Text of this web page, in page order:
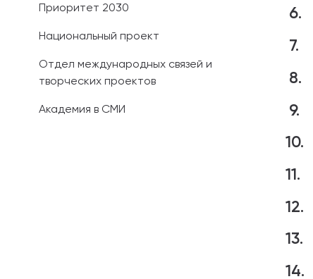
Приоритет 2030
Национальный проект
Отдел международных связей и
творческих проектов
Академия в СМИ